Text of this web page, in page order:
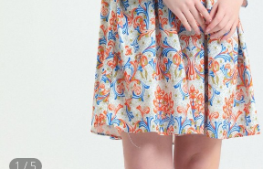
Mont & Kaban